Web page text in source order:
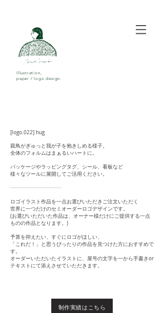
Illustration,
paper / logo design.
[logo.022] hug
親鳥がぎゅっと我が子を抱きしめる様子。
全体のフォルムはまぁるいハートに。
パッケージやラッピングタグ、シール、看板など
様々なツールに展開してご活用ください。
┈┈┈┈┈┈┈┈┈┈
ロゴイラスト作品を一点お選びいただきご注文いただく
世界に一つだけのセミオーダーロゴデザインです。
(お選びいただいた作品は、オーナー様だけにご提供する一点
ものの作品となります。)
予算を抑えたい、すぐにロゴがほしい、
「これだ！」と思うぴったりの作品を見つけた方におすすめで
す。
オーダーいただいたイラストに、屋号の文字を一から手書きor
テキストにて添えさせていただきます。
制作実績はこちら